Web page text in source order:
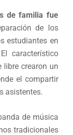
de familia fue
de los
estudiantes en
característico
crearon un
el compartir
asistentes.
de música
tradicionales